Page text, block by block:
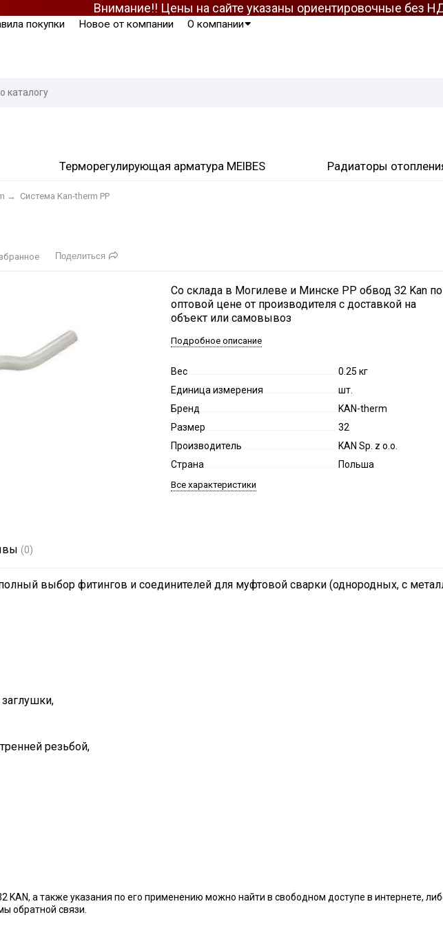
Внимание!! Цены на сайте указаны ориентировочные без
покупки Новое от компании О компании
Терморегулирующая арматура MEIBES Радиаторы
→ Система Kan-therm PP
Поделиться
Со склада в Могилеве и Минске PP обвод 32 Kan по
оптовой цене от производителя с доставкой на
объект или самовывоз
Подробное описание
Вес
0.25 кг
Единица измерения
шт.
Бренд
KAN-therm
Размер
32
Производитель
KAN Sp. z o.o.
Страна
Польша
Все характеристики
(0)
выбор фитингов и соединителей для муфтовой сварки (однородных, с
резьбой,
KAN, а также указания по его применению можно найти в свободном доступе в интернете,
обратной связи.